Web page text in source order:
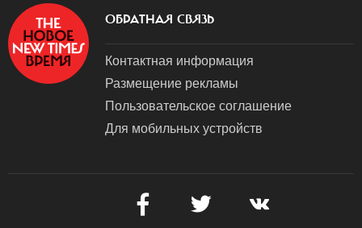
ОБРАТНАЯ СВЯЗЬ
Контактная информация
Размещение рекламы
Пользовательское соглашение
Для мобильных устройств